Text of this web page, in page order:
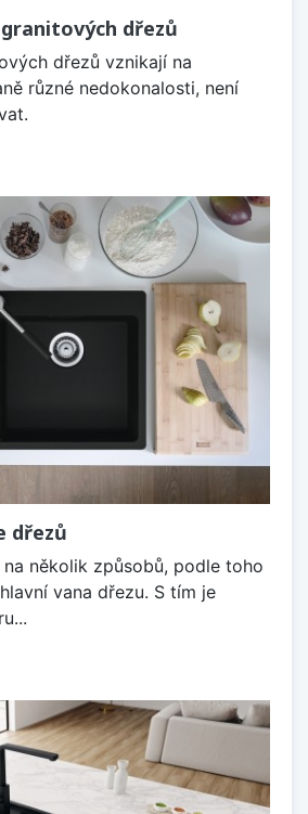
dřezů
dřezů vznikají na
různé nedokonalosti, není
dřezů
několik způsobů, podle toho
vana dřezu. S tím je